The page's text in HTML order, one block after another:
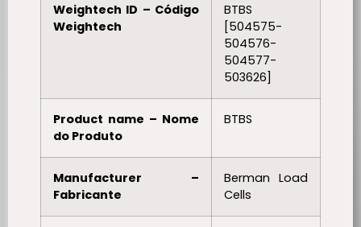
Weightech ID – Código
Weightech
BTBS
[504575-
504576-
504577-
503626]
Product name – Nome
do Produto
BTBS
Manufacturer –
Fabricante
Berman Load
Cells